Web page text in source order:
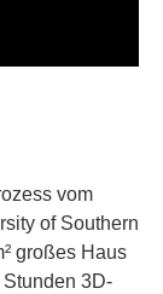
vom
of Southern
großes Haus
3D-